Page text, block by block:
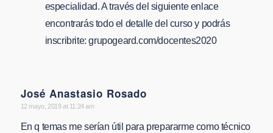
especialidad. A través del siguiente enlace
encontrarás todo el detalle del curso y podrás
inscribrite: grupogeard.com/docentes2020
José Anastasio Rosado
says:
12 mayo, 2019 at 11:24 am
En q temas me serían útil para prepararme como técnico